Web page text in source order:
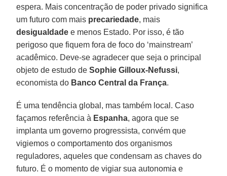
espera. Mais concentração de poder privado significa
um futuro com mais precariedade, mais
desigualdade e menos Estado. Por isso, é tão
perigoso que fiquem fora de foco do ‘mainstream’
acadêmico. Deve-se agradecer que seja o principal
objeto de estudo deSophie Gilloux-Nefussi,
economista do Banco Central da França.
É uma tendência global, mas também local. Caso
façamos referência à Espanha, agora que se
implanta um governo progressista, convém que
vigiemos o comportamento dos organismos
reguladores, aqueles que condensam as chaves do
futuro. É o momento de vigiar sua autonomia e